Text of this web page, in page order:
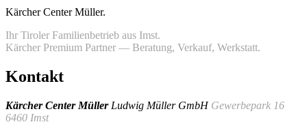
Kärcher Center Müller.
Ihr Tiroler Familienbetrieb aus Imst.
Kärcher Premium Partner — Beratung, Verkauf, Werkstatt.
Kontakt
Kärcher Center Müller Ludwig Müller GmbH Gewerbepark 16
6460 Imst